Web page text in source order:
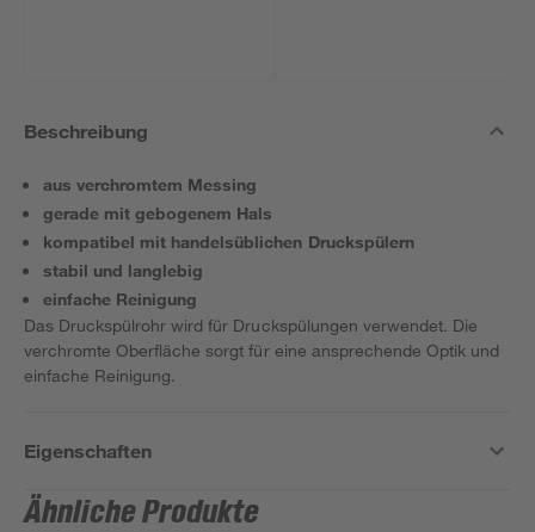
Beschreibung
aus verchromtem Messing
gerade mit gebogenem Hals
kompatibel mit handelsüblichen Druckspülern
stabil und langlebig
einfache Reinigung
Das Druckspülrohr wird für Druckspülungen verwendet. Die
verchromte Oberfläche sorgt für eine ansprechende Optik und
einfache Reinigung.
Eigenschaften
Ähnliche Produkte